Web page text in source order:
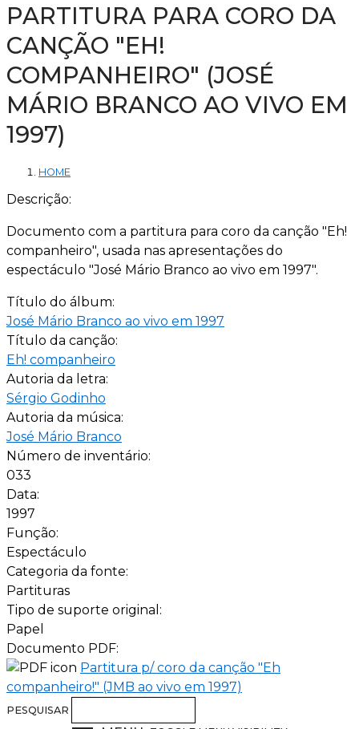
PARTITURA PARA CORO DA
CANÇÃO "EH!
COMPANHEIRO" (JOSÉ
MÁRIO BRANCO AO VIVO EM
1997)
HOME
Descrição:
Documento com a partitura para coro da canção "Eh!
companheiro", usada nas apresentações do
espectáculo "José Mário Branco ao vivo em 1997".
Título do álbum:
José Mário Branco ao vivo em 1997
Título da canção:
Eh! companheiro
Autoria da letra:
Sérgio Godinho
Autoria da música:
José Mário Branco
Número de inventário:
033
Data:
1997
Função:
Espectáculo
Categoria da fonte:
Partituras
Tipo de suporte original:
Papel
Documento PDF:
Partitura p/ coro da canção "Eh
companheiro!" (JMB ao vivo em 1997)
PESQUISAR